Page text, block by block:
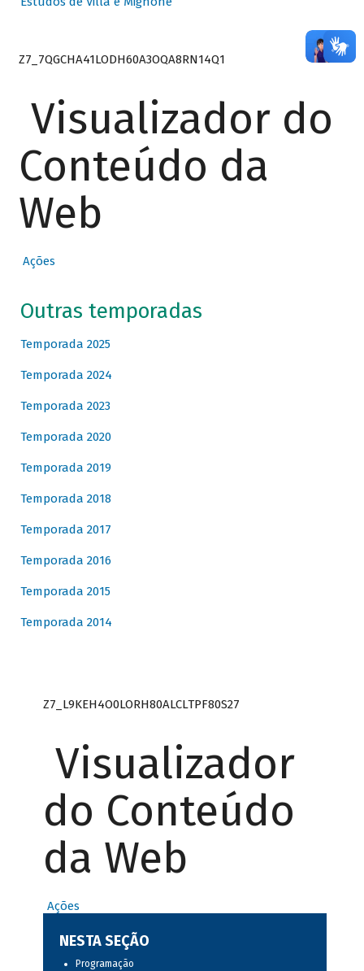
Z7_7QGCHA41LODH60A3OQA8RN14Q1
Visualizador do
Conteúdo da
Web
Ações
Outras temporadas
Temporada 2025
Temporada 2024
Temporada 2023
Temporada 2020
Temporada 2019
Temporada 2018
Temporada 2017
Temporada 2016
Temporada 2015
Temporada 2014
Z7_L9KEH4O0LORH80ALCLTPF80S27
Visualizador
do Conteúdo
da Web
Ações
NESTA SEÇÃO
Programação